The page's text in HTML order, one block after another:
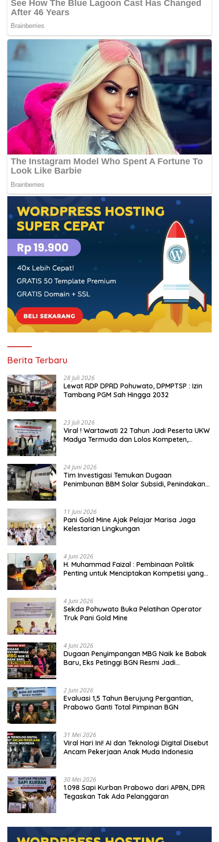
Berita Terbaru
28 Juli 2026
Lewat RDP DPRD Pohuwato, DPMPTSP : Izin
Tambang PGM Sah Hingga 2032
23 Juli 2026
Viral ! Wartawati 22 Tahun Jadi Peserta UKW
Madya Termuda dan Lolos Kompeten,
24 Juni 2026
Tim Investigasi Temukan Dugaan
Penimbunan BBM Solar Subsidi, Penindakan
11 Juni 2026
Pani Gold Mine Ajak Pelajar Marisa Jaga
Kelestarian Lingkungan
4 Juni 2026
H. Muhammad Faizal : Pembinaan Politik
Penting untuk Menciptakan Kompetisi yang
4 Juni 2026
Sekda Pohuwato Buka Pelatihan Operator
Truk Pani Gold Mine
4 Juni 2026
Dugaan Penyimpangan MBG Naik ke Babak
Baru, Eks Petinggi BGN Resmi Jadi
2 Juni 2026
Evaluasi 1,5 Tahun Berujung Pergantian,
Prabowo Ganti Total Pimpinan BGN
31 Mei 2026
Viral Hari Ini! AI dan Teknologi Digital Disebut
Ancam Pekerjaan Anak Muda Indonesia
30 Mei 2026
1.098 Sapi Kurban Prabowo dari APBN, DPR
Tegaskan Tak Ada Pelanggaran